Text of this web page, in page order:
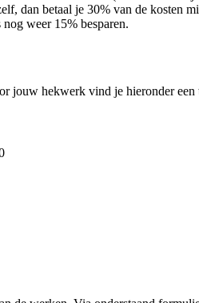
dan betaal je 30% van de kosten
weer 15% besparen.
jouw hekwerk vind je hieronder